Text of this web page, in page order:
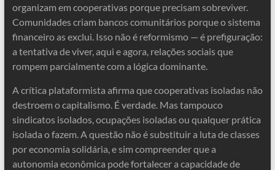
organizam em cooperativas porque precisam sobreviver.
Comunidades criam bancos comunitários porque o sistema
financeiro as exclui. Isso não é reformismo — é prefiguração:
a tentativa de viver, aqui e agora, relações sociais que
rompem parcialmente com a lógica dominante.
A crítica plataformista afirma que cooperativas isoladas não
destroem o capitalismo. É verdade. Mas tampouco
sindicatos isolados, ocupações isoladas ou qualquer prática
isolada o fazem. A questão não é substituir a luta de classes
por economia solidária, e sim compreender que a
autonomia econômica pode fortalecer a capacidade de